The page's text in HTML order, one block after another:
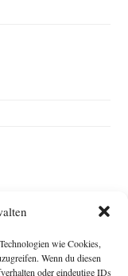
wie Cookies,
Wenn du diesen
oder eindeutige IDs